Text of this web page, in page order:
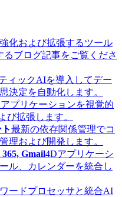
化および拡張するツール
るブログ記事をご覧くださ
ィックAIを導入してデー
決定を自動化します。
プリケーションを視覚的
び拡張します。
最新の依存関係管理でコ
理および開発します。
Gmail4Dアプリケーシ
ル、カレンダーを統合し
ードプロセッサと統合AI